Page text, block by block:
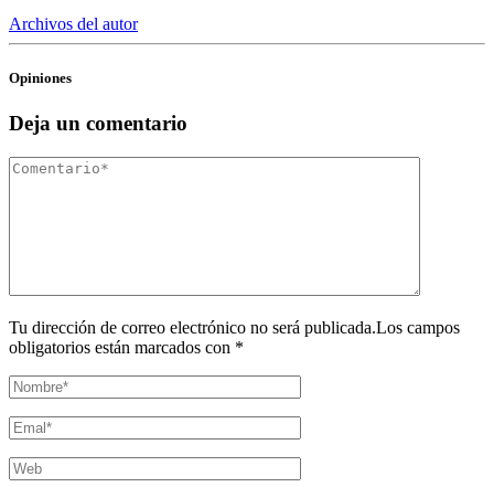
Archivos del autor
Opiniones
Deja un comentario
Tu dirección de correo electrónico no será publicada.Los campos
obligatorios están marcados con *